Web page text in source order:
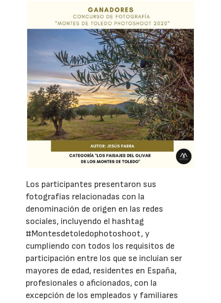
Los participantes presentaron sus
fotografías relacionadas con la
denominación de origen en las redes
sociales, incluyendo el hashtag
#Montesdetoledophotoshoot, y
cumpliendo con todos los requisitos de
participación entre los que se incluían ser
mayores de edad, residentes en España,
profesionales o aficionados, con la
excepción de los empleados y familiares